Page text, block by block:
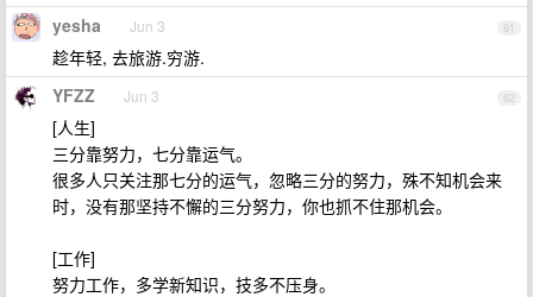
61
yesha Jun 3
趁年轻, 去旅游.穷游.
62
YFZZ Jun 3
[人生]
三分靠努力，七分靠运气。
很多人只关注那七分的运气，忽略三分的努力，殊不知机会来
时，没有那坚持不懈的三分努力，你也抓不住那机会。
[工作]
努力工作，多学新知识，技多不压身。